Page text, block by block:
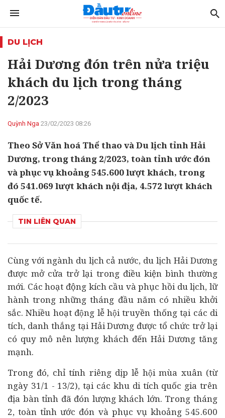
DU LỊCH
Hải Dương đón trên nửa triệu
khách du lịch trong tháng
2/2023
Quỳnh Nga 23/02/2023 08:26
Theo Sở Văn hoá Thể thao và Du lịch tỉnh Hải
Dương, trong tháng 2/2023, toàn tỉnh ước đón
và phục vụ khoảng 545.600 lượt khách, trong
đó 541.069 lượt khách nội địa, 4.572 lượt khách
quốc tế.
TIN LIÊN QUAN
Cùng với ngành du lịch cả nước, du lịch Hải Dương
được mở cửa trở lại trong điều kiện bình thường
mới. Các hoạt động kích cầu và phục hồi du lịch, lữ
hành trong những tháng đầu năm có nhiều khởi
sắc. Nhiều hoạt động lễ hội truyền thống tại các di
tích, danh thắng tại Hải Dương được tổ chức trở lại
có quy mô nên lượng khách đến Hải Dương tăng
mạnh.
Trong đó, chỉ tính riêng dịp lễ hội mùa xuân (từ
ngày 31/1 - 13/2), tại các khu di tích quốc gia trên
địa bàn tỉnh đã đón lượng khách lớn. Trong tháng
2, toàn tỉnh ước đón và phục vụ khoảng 545.600